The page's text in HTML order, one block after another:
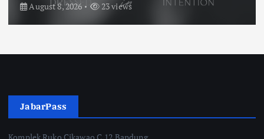
August 6, 2026 60 views
JabarPass